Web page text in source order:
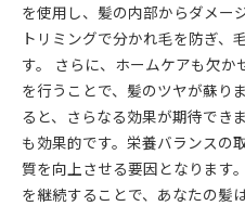
を使用し、髪の内部からダメー
トリミングで分かれ毛を防ぎ、
す。 さらに、ホームケアも欠
を行うことで、髪のツヤが蘇り
ると、さらなる効果が期待でき
も効果的です。栄養バランスの
質を向上させる要因となります
を継続することで、あなたの髪